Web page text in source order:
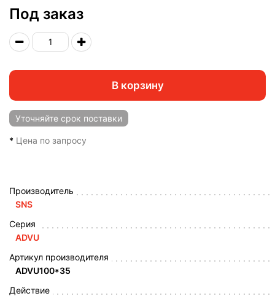
Под заказ
В корзину
Уточняйте срок поставки
* Цена по запросу
Производитель
SNS
Серия
ADVU
Артикул производителя
ADVU100*35
Действие